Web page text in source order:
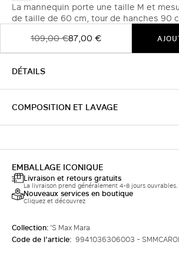
La mannequin porte une taille M et
de taille de 60 cm, tour de hanches 90
109,00 €87,00 €
DÉTAILS
COMPOSITION ET LAVAGE
EMBALLAGE ICONIQUE
Livraison et retours gratuits
La livraison prend généralement 4-8 jours ouvrables.
Nouveaux services en boutique
Cliquez et découvrez
Collection: 'S Max Mara
Code de l’article: 9941036306003 -